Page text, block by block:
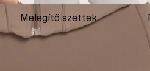
Melegítő szettek